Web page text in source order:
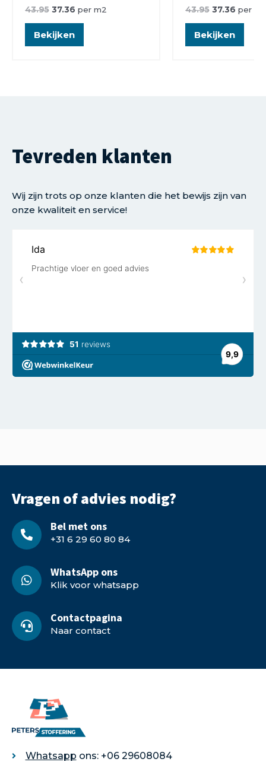
43.95 37.36 per m2
Bekijken
43.95 37.36 per
Bekijken
Tevreden klanten
Wij zijn trots op onze klanten die het bewijs zijn van
onze kwaliteit en service!
Vragen of advies nodig?
Bel met ons
+31 6 29 60 80 84
WhatsApp ons
Klik voor whatsapp
Contactpagina
Naar contact
Whatsapp ons: +06 29608084